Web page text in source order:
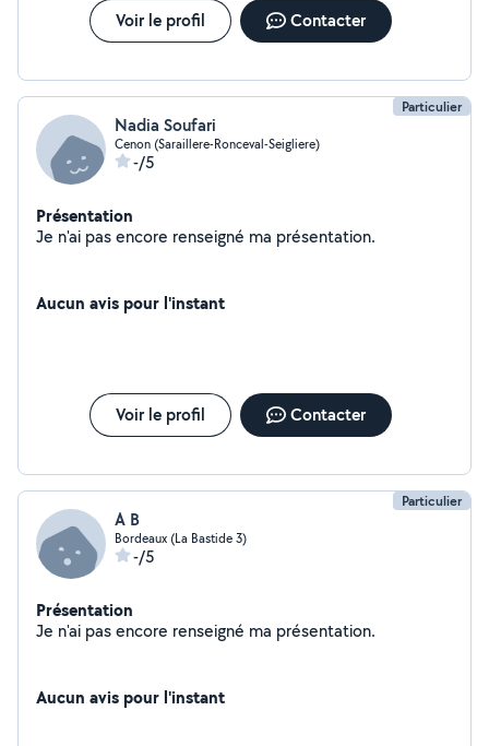
Voir le profil Contacter
Particulier
Nadia Soufari
Cenon (Saraillere-Ronceval-Seigliere)
-/5
Présentation
Je n'ai pas encore renseigné ma présentation.
Aucun avis pour l'instant
Voir le profil Contacter
Particulier
A B
Bordeaux (La Bastide 3)
-/5
Présentation
Je n'ai pas encore renseigné ma présentation.
Aucun avis pour l'instant